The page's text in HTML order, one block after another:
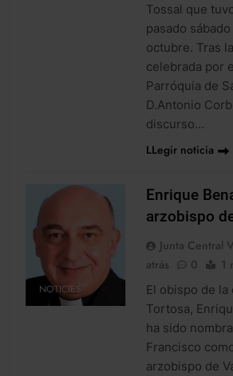
Tossal que
pasado
octubre. Tras
celebrada por
Parróquia de
D.Antonio
discurso…
LLegir noticia
NOTICIES
Enrique
arzobispo
Junta Central
atrás
0 1
El obispo de la
Tortosa,
ha sido
Francisco
arzobispo de